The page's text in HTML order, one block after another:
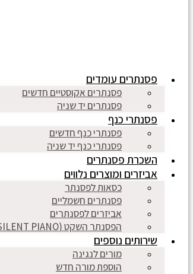
פסנתרים עומדים
פסנתרים אקוסטיים חדשים
פסנתרים יד שניה
פסנתרי כנף
פסנתרי כנף חדשים
פסנתרי כנף יד שניה
השכרת פסנתרים
אביזרים ומוצרים נלווים
כסאות לפסנתר
פסנתרים חשמליים
אביזרים לפסנתרים
הפסנתר השקט (SILENT PIANO)
שירותים נוספים
מורים לנגינה
הוספת מורה חדש